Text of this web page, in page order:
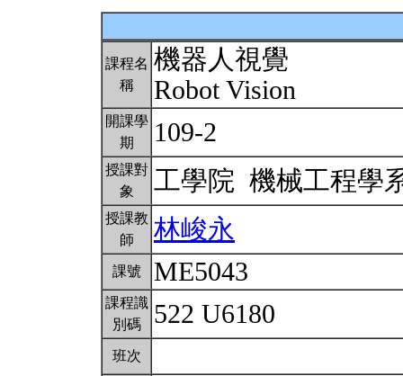
課程名
稱
機器人視覺
Robot Vision
開課學
期
109-2
授課對
象
工學院 機械工程學
授課教
師
林峻永
課號 ME5043
課程識
別碼
522 U6180
班次